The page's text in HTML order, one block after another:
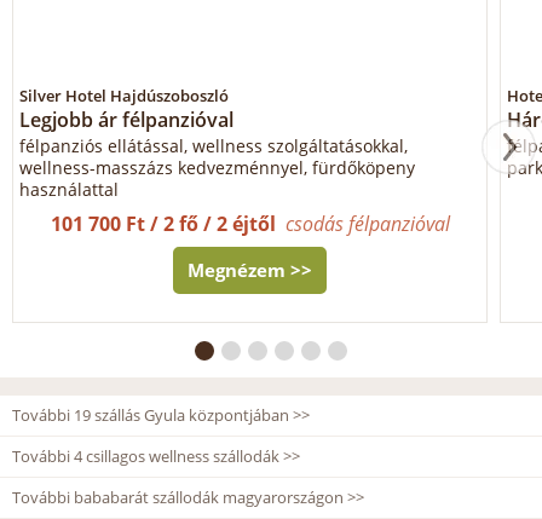
Silver Hotel Hajdúszoboszló
Legjobb ár félpanzióval
félpanziós ellátással, wellness szolgáltatásokkal,
wellness-masszázs kedvezménnyel, fürdőköpeny
használattal
101 700 Ft / 2 fő / 2 éjtől csodás félpanzióval
Megnézem >>
További 19 szállás Gyula központjában >>
További 4 csillagos wellness szállodák >>
További bababarát szállodák magyarországon >>